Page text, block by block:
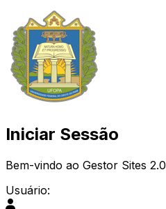
Iniciar Sessão
Bem-vindo ao Gestor Sites 2.0
Usuário: